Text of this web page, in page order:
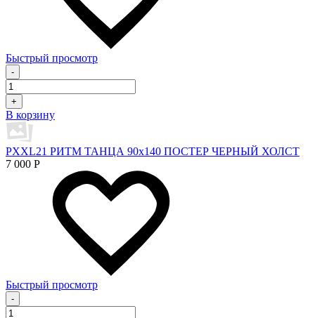
Быстрый просмотр
-
+
В корзину
PXXL21 РИТМ ТАНЦА 90x140 ПОСТЕР ЧЕРНЫЙ ХОЛСТ
7 000 Р
Быстрый просмотр
-